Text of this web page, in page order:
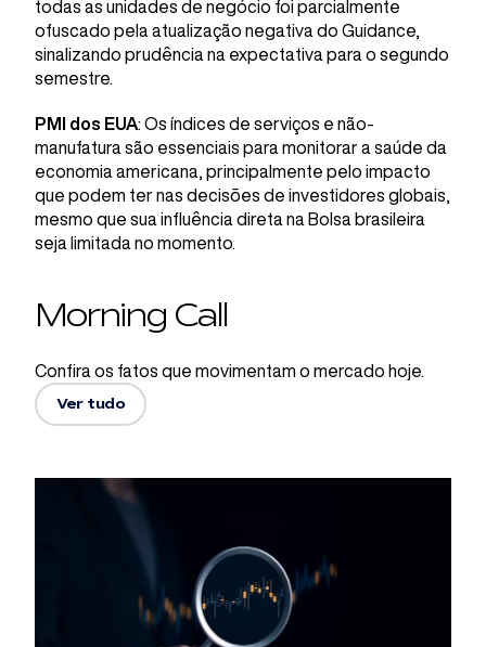
todas as unidades de negócio foi parcialmente
ofuscado pela atualização negativa do Guidance,
sinalizando prudência na expectativa para o segundo
semestre.
PMI dos EUA: Os índices de serviços e não-
manufatura são essenciais para monitorar a saúde da
economia americana, principalmente pelo impacto
que podem ter nas decisões de investidores globais,
mesmo que sua influência direta na Bolsa brasileira
seja limitada no momento.
Morning Call
Confira os fatos que movimentam o mercado hoje.
Ver tudo